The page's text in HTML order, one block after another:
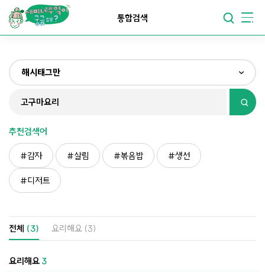
맛있어지는부엌
요리가쉬워지는부엌
통합검색
해시태그만
전체
재료만
해시태그만
추천검색어
감자 살림 볶음밥 생선
디저트
전체 (3) 요리해요 (3)
요리해요 3